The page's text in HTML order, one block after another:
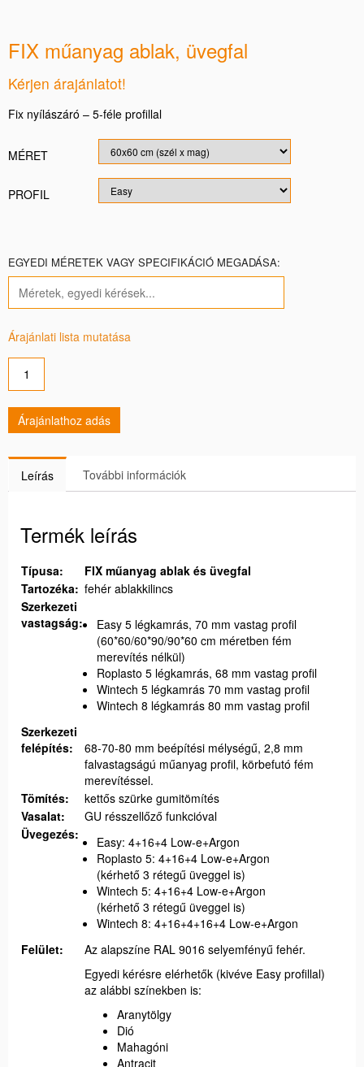
FIX műanyag ablak, üvegfal
Kérjen árajánlatot!
Fix nyílászáró – 5-féle profillal
MÉRET
PROFIL
EGYEDI MÉRETEK VAGY SPECIFIKÁCIÓ MEGADÁSA:
Árajánlati lista mutatása
Árajánlathoz adás
Leírás További információk
Termék leírás
Típusa:
FIX műanyag ablak és üvegfal
Tartozéka: fehér ablakkilincs
Szerkezeti
vastagság:
Easy 5 légkamrás, 70 mm vastag profil
(60*60/60*90/90*60 cm méretben fém
merevítés nélkül)
Roplasto 5 légkamrás, 68 mm vastag profil
Wintech 5 légkamrás 70 mm vastag profil
Wintech 8 légkamrás 80 mm vastag profil
Szerkezeti
felépítés:
68-70-80 mm beépítési mélységű, 2,8 mm
falvastagságú műanyag profil, körbefutó fém
merevítéssel.
Tömítés:
kettős szürke gumitömítés
Vasalat:
GU résszellőző funkcióval
Üvegezés:
Easy: 4+16+4 Low-e+Argon
Roplasto 5: 4+16+4 Low-e+Argon
(kérhető 3 rétegű üveggel is)
Wintech 5: 4+16+4 Low-e+Argon
(kérhető 3 rétegű üveggel is)
Wintech 8: 4+16+4+16+4 Low-e+Argon
Felület:
Az alapszíne RAL 9016 selyemfényű fehér.
Egyedi kérésre elérhetők (kivéve Easy profillal)
az alábbi színekben is:
Aranytölgy
Dió
Mahagóni
Antracit